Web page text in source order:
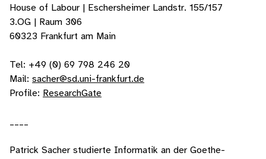
House of Labour | Eschersheimer Landstr. 155/157
3.OG | Raum 306
60323 Frankfurt am Main
Tel: +49 (0) 69 798 246 20
Mail: sacher@sd.uni-frankfurt.de
Profile: ResearchGate
Patrick Sacher studierte Informatik an der Goethe-